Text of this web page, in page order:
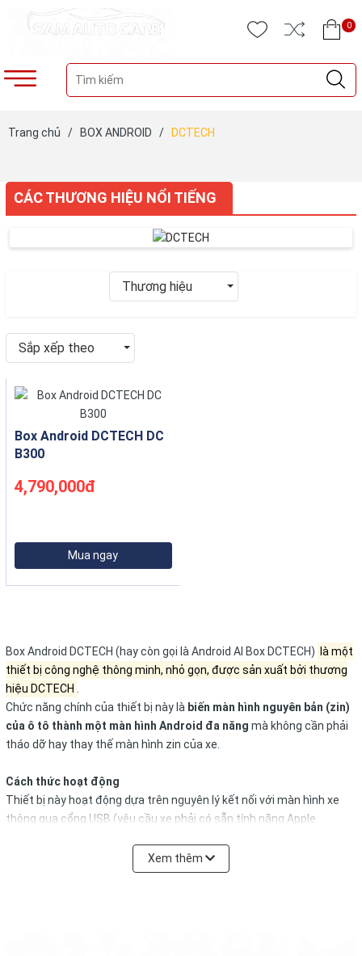
0
Trang chủ / BOX ANDROID / DCTECH
CÁC THƯƠNG HIỆU NỔI TIẾNG
Thương hiệu
Sắp xếp theo
Box Android DCTECH DC
B300
4,790,000đ
Mua ngay
Box Android DCTECH (hay còn gọi là Android AI Box DCTECH)
là một
thiết bị công nghệ thông minh, nhỏ gọn, được sản xuất bởi thương
hiệu DCTECH
Chức năng chính của thiết bị này là biến màn hình nguyên bản (zin)
của ô tô thành một màn hình Android đa năng mà không cần phải
tháo dỡ hay thay thế màn hình zin của xe.
Cách thức hoạt động
Thiết bị này hoạt động dựa trên nguyên lý kết nối với màn hình xe
thông qua cổng USB (yêu cầu xe phải có sẵn tính năng Apple
điều hành của màn hình zin sang hệ điều hành Android, cho phép
người dùng sử dụng đầy đủ các tính năng của một chiếc máy tính
Xem thêm